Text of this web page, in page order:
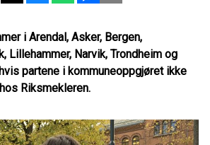
i Arendal, Asker, Bergen,
Lillehammer, Narvik, Trondheim og
partene i kommuneoppgjøret ikke
Riksmekleren.